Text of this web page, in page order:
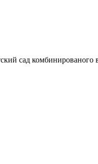
сад комбинированого